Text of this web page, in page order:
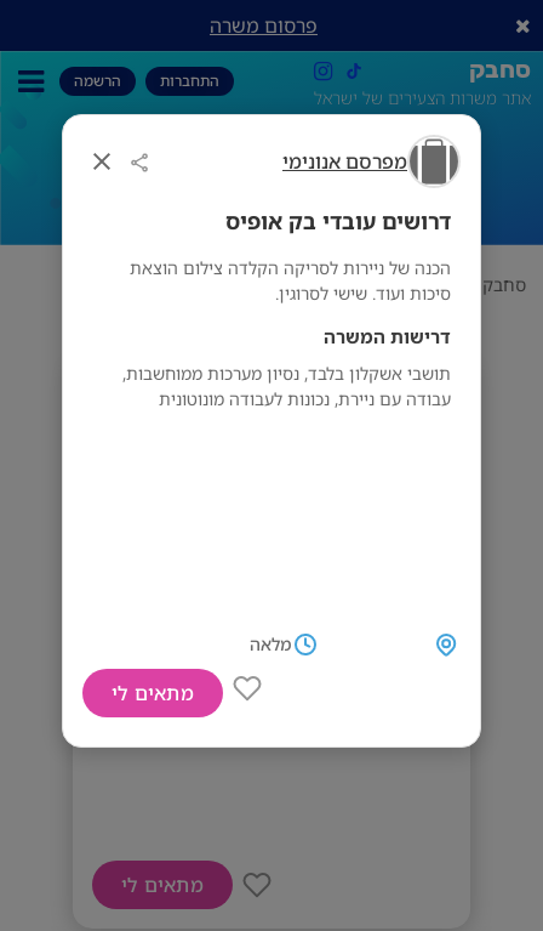
מפרסם אנונימי
דרושים עובדי בק אופיס
הכנה של ניירות לסריקה הקלדה צילום הוצאת
סיכות ועוד. שישי לסרוגין.
דרישות המשרה
תושבי אשקלון בלבד, נסיון מערכות ממוחשבות,
עבודה עם ניירת, נכונות לעבודה מונוטונית
מלאה
מתאים לי
פרסום משרה
סחבק
אתר משרות הצעירים של ישראל
התחברות הרשמה
דרושים עובדי בק אופיס
סחבק תחום מפרסם אנונימי דרושים עובדי בק אופיס
מפרסם אנונימי
דרושים עובדי בק אופיס
מתאים לי